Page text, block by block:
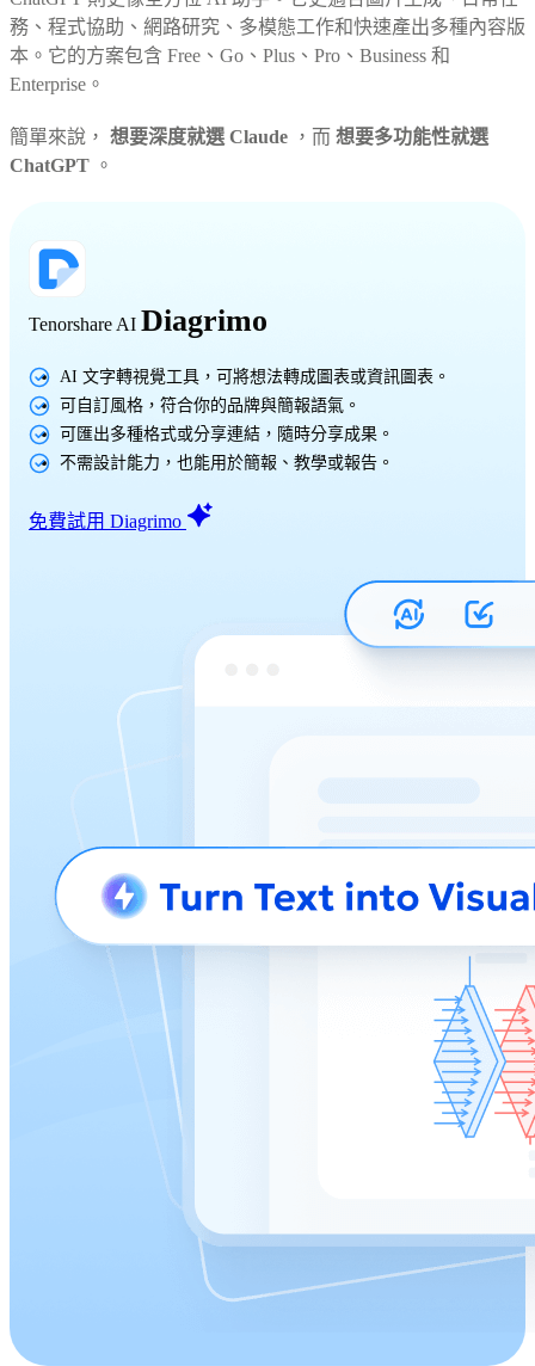
務、程式協助、網路研究、多模態工作和快速產出多種內容版
本。它的方案包含 Free、Go、Plus、Pro、Business 和
Enterprise。
簡單來說， 想要深度就選 Claude ，而 想要多功能性就選
ChatGPT 。
Tenorshare AI Diagrimo
AI 文字轉視覺工具，可將想法轉成圖表或資訊圖表。
可自訂風格，符合你的品牌與簡報語氣。
可匯出多種格式或分享連結，隨時分享成果。
不需設計能力，也能用於簡報、教學或報告。
免費試用 Diagrimo